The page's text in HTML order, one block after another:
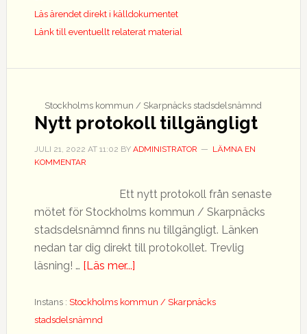
Läs ärendet direkt i källdokumentet
Länk till eventuellt relaterat material
Stockholms kommun / Skarpnäcks stadsdelsnämnd
Nytt protokoll tillgängligt
JULI 21, 2022 AT 11:02 BY ADMINISTRATOR
LÄMNA EN
KOMMENTAR
Ett nytt protokoll från senaste
mötet för Stockholms kommun / Skarpnäcks
stadsdelsnämnd finns nu tillgängligt. Länken
nedan tar dig direkt till protokollet. Trevlig
läsning! … [Läs mer...]om
protokoll
Instans : Stockholms kommun / Skarpnäcks
stadsdelsnämnd